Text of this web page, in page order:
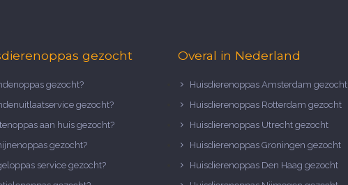
gezocht
gezocht?
gezocht?
aan huis gezocht?
gezocht?
service gezocht?
Overal in Nederland
Huisdierenoppas Amsterdam gezocht
Huisdierenoppas Rotterdam gezocht
Huisdierenoppas Utrecht gezocht
Huisdierenoppas Groningen gezocht
Huisdierenoppas Den Haag gezocht